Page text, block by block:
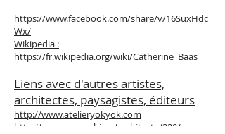
https://www.facebook.com/share/v/16SuxHdc
Wx/
Wikipedia :
https://fr.wikipedia.org/wiki/Catherine_Baas
Liens avec d'autres artistes,
architectes, paysagistes, éditeurs
http://www.atelieryokyok.com
http://www.pss-archi.eu/architecte/320/